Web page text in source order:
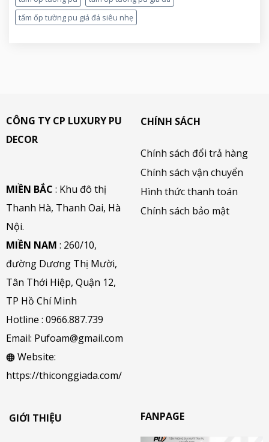
tấm ốp tường pu giả đá siêu nhẹ
CÔNG TY CP LUXURY PU
DECOR
MIỀN BẮC : Khu đô thị
Thanh Hà, Thanh Oai, Hà
Nội.
MIỀN NAM : 260/10,
đường Dương Thị Mười,
Tân Thới Hiệp, Quận 12,
TP Hồ Chí Minh
Hotline : 0966.887.739
Email: Pufoam@gmail.com
Website:
https://thiconggiada.com/
CHÍNH SÁCH
Chính sách đổi trả hàng
Chính sách vận chuyển
Hình thức thanh toán
Chính sách bảo mật
GIỚI THIỆU FANPAGE